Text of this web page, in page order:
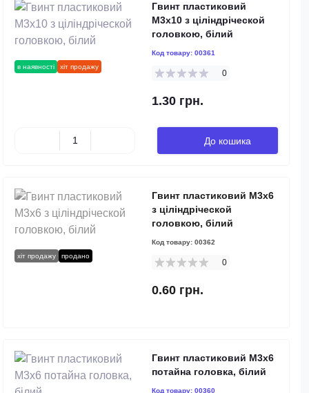
в наявності хіт продажу
Гвинт пластиковий
M3x10 з ціліндрічеcкой
головкою, білий
Код товару: 00361
0
1.30 грн.
До кошика
хіт продажу продано
Гвинт пластиковий M3x6
з ціліндрічеcкой
головкою, білий
Код товару: 00362
0
0.60 грн.
Гвинт пластиковий M3x6
потайна головка, білий
Код товару: 00360